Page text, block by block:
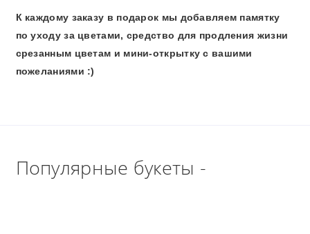
К каждому заказу в подарок мы добавляем памятку
по уходу за цветами, средство для продления жизни
срезанным цветам и мини-открытку с вашими
пожеланиями :)
Популярные букеты -